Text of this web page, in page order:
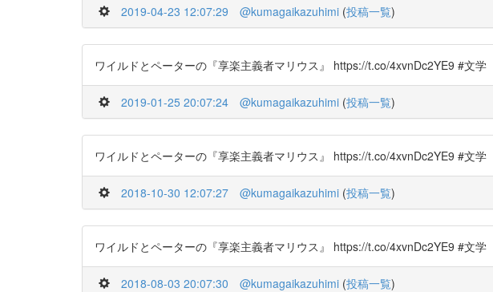
2019-04-23 12:07:29 @kumagaikazuhimi (投稿一覧)
ワイルドとペーターの『享楽主義者マリウス』 https://t.co/4xvnDc2YE9 #文学
2019-01-25 20:07:24 @kumagaikazuhimi (投稿一覧)
ワイルドとペーターの『享楽主義者マリウス』 https://t.co/4xvnDc2YE9 #文学
2018-10-30 12:07:27 @kumagaikazuhimi (投稿一覧)
ワイルドとペーターの『享楽主義者マリウス』 https://t.co/4xvnDc2YE9 #文学
2018-08-03 20:07:30 @kumagaikazuhimi (投稿一覧)